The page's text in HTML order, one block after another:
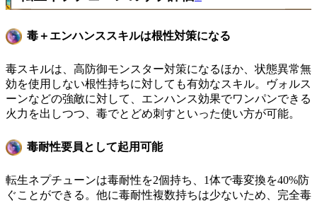
毒＋エンハンススキルは根性対策になる
毒スキルは、高防御モンスター対策になるほか、状態異常無
効を使用しない根性持ちに対しても有効なスキル。ヴォルス
ーンなどの強敵に対して、エンハンス効果でワンパンできる
火力を出しつつ、毒でとどめ刺すといった使い方が可能。
毒耐性要員として起用可能
転生ネプチューンは毒耐性を2個持ち、1体で毒変換を40%防
ぐことができる。他に毒耐性複数持ちは少ないため、完全毒